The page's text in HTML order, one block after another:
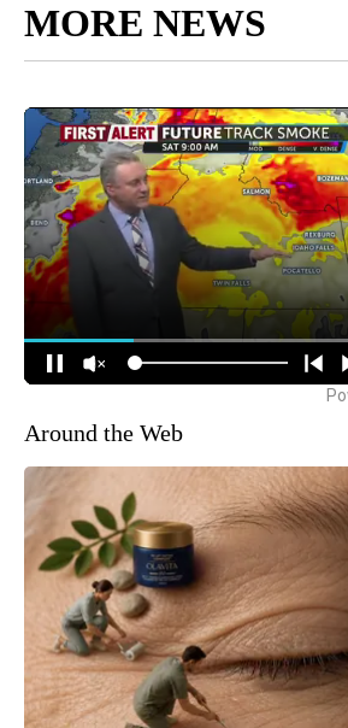
MORE NEWS
Around the Web